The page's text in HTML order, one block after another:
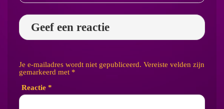
Geef een reactie
Je e-mailadres wordt niet gepubliceerd. Vereiste velden zijn
gemarkeerd met *
Reactie *